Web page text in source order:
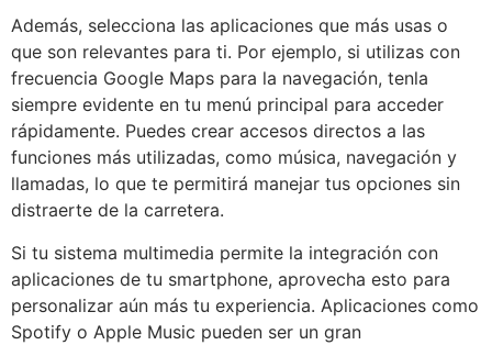
Además, selecciona las aplicaciones que más usas o
que son relevantes para ti. Por ejemplo, si utilizas con
frecuencia Google Maps para la navegación, tenla
siempre evidente en tu menú principal para acceder
rápidamente. Puedes crear accesos directos a las
funciones más utilizadas, como música, navegación y
llamadas, lo que te permitirá manejar tus opciones sin
distraerte de la carretera.
Si tu sistema multimedia permite la integración con
aplicaciones de tu smartphone, aprovecha esto para
personalizar aún más tu experiencia. Aplicaciones como
Spotify o Apple Music pueden ser un gran